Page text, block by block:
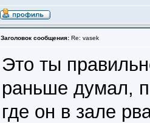
Заголовок сообщения: Re: vasek
Это ты
раньше думал,
где он в зале